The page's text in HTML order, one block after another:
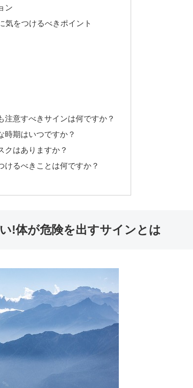
ン
気をつけるべきポイント
注意すべきサインは何ですか？
時期はいつですか？
クはありますか？
けるべきことは何ですか？
!体が危険を出すサインとは